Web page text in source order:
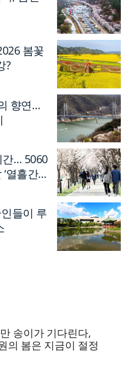
봄꽃
?
향연…
간… 5060
열흘간의
들이 루
송이가 기다린다,
의 봄은 지금이 절정